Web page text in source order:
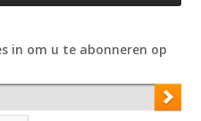
in om u te abonneren op